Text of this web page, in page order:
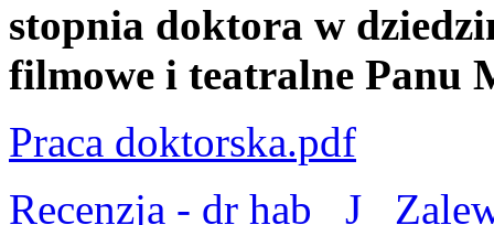
stopnia doktora w
filmowe i teatralne Panu
Praca doktorska.pdf
Recenzja - dr hab_ J_